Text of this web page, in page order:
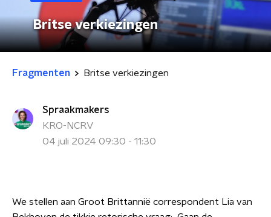
Britse verkiezingen
Fragmenten Britse verkiezingen
Spraakmakers
KRO-NCRV
04 juli 2024 09:30 - 11:30
We stellen aan Groot Brittannië correspondent Lia van